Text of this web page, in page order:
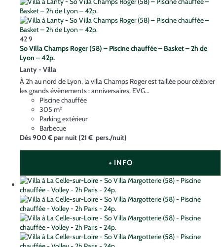
429
So Villa Champs Roger (58) – Piscine chauffée – Basket – 2h de
Lyon – 42p.
Lanty - Villa
À 2h au nord de Lyon, la villa Champs Roger est taillée pour célébrer
les grands évènements : anniversaires, EVG...
Piscine chauffée
305 m²
Parking extérieur
Barbecue
Dès900 €par nuit(21 € pers./nuit)
+ INFO